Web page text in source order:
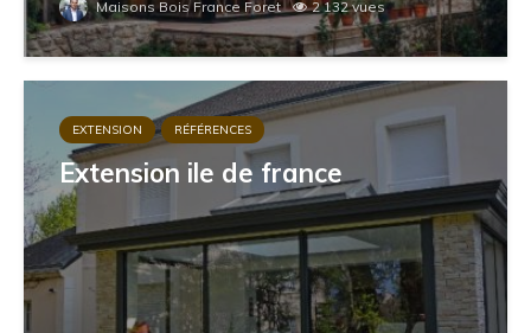
Maisons Bois France Foret 2 132 vues
EXTENSION RÉFÉRENCES
Extension ile de france